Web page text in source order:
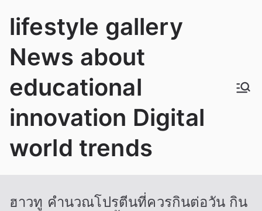
lifestyle gallery
News about
educational
innovation Digital
world trends
ฮาวทู คำนวณโปรตีนที่ควรกินต่อวัน กิน